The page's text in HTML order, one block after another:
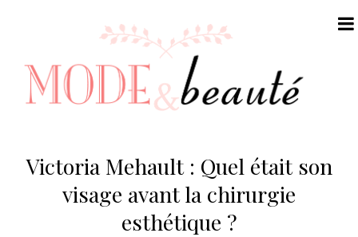
Victoria Mehault : Quel était son
visage avant la chirurgie
esthétique ?